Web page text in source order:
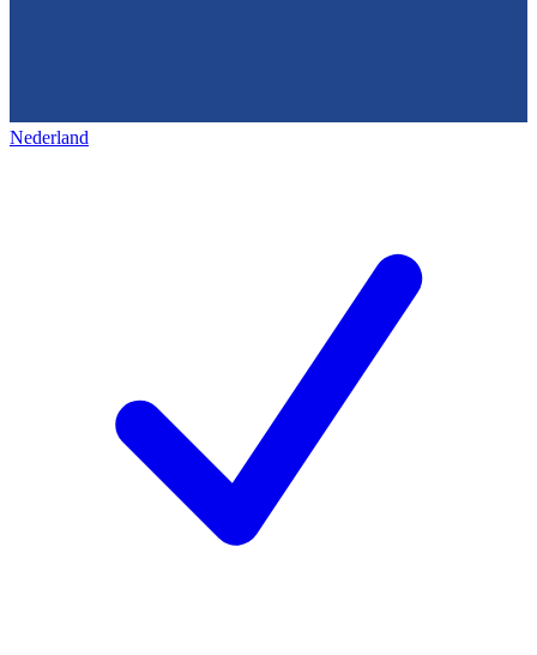
Nederland